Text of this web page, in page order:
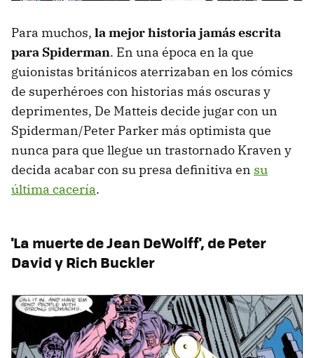
Para muchos, la mejor historia jamás escrita
para Spiderman. En una época en la que
guionistas británicos aterrizaban en los cómics
de superhéroes con historias más oscuras y
deprimentes, De Matteis decide jugar con un
Spiderman/Peter Parker más optimista que
nunca para que llegue un trastornado Kraven y
decida acabar con su presa definitiva en su
última cacería.
'La muerte de Jean DeWolff', de Peter
David y Rich Buckler